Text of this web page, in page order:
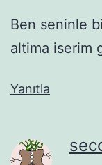
Ben seninle
altima iserim
Yanıtla